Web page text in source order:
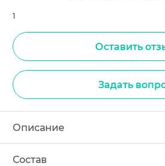
1
Оставить
Задать
Описание
Состав